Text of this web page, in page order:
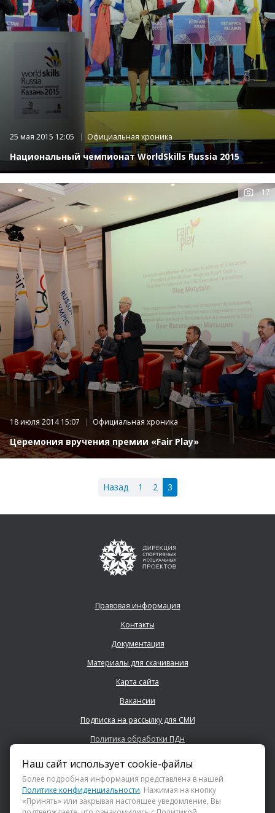
25 мая 2015 12:05 Официальная хроника
Национальный чемпионат WorldSkills Russia 2015
17
18 июля 2014 15:07 Официальная хроника
Церемония вручения премии «Fair Play»
Назад 1 2 3
Правовая информация
Контакты
Документация
Материалы для скачивания
Карта сайта
Вакансии
Подписка на рассылку для СМИ
Политика обработки ПДн
+7 (843) 222 0700
info@dsspkazan.ru
Наш сайт использует cookie-файлы
Более подробная информация представлена в нашей
Политике конфиденциальности. Нажимая на кнопку
«Принять» или закрывая настоящее уведомление, Вы